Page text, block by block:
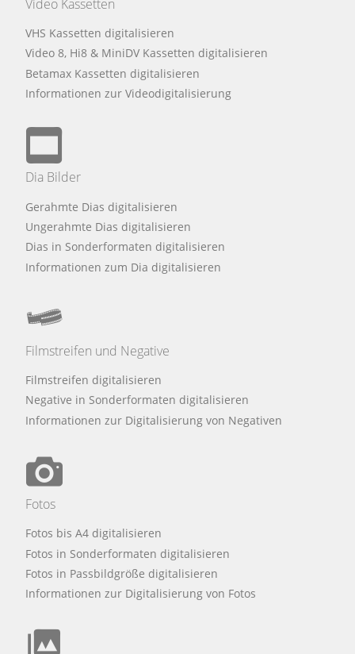
Video Kassetten
VHS Kassetten digitalisieren
Video 8, Hi8 & MiniDV Kassetten digitalisieren
Betamax Kassetten digitalisieren
Informationen zur Videodigitalisierung
Dia Bilder
Gerahmte Dias digitalisieren
Ungerahmte Dias digitalisieren
Dias in Sonderformaten digitalisieren
Informationen zum Dia digitalisieren
Filmstreifen und Negative
Filmstreifen digitalisieren
Negative in Sonderformaten digitalisieren
Informationen zur Digitalisierung von Negativen
Fotos
Fotos bis A4 digitalisieren
Fotos in Sonderformaten digitalisieren
Fotos in Passbildgröße digitalisieren
Informationen zur Digitalisierung von Fotos